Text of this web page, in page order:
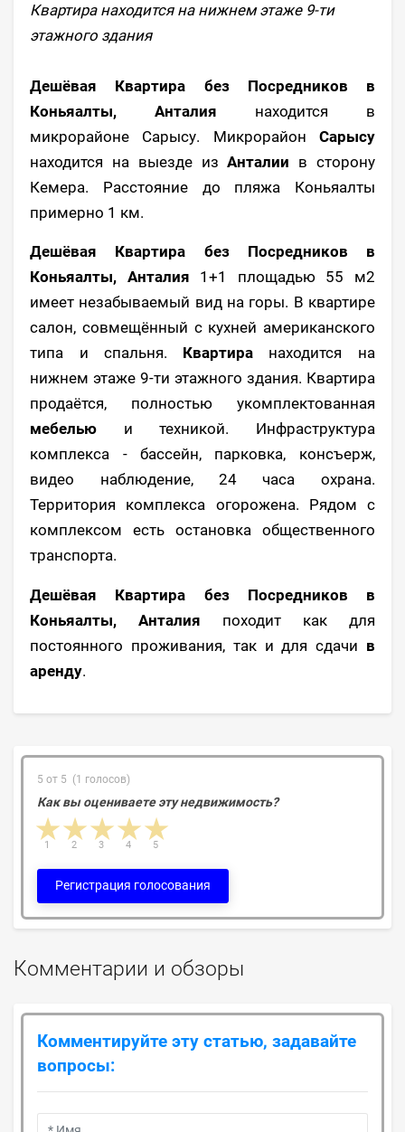
Квартира находится на нижнем этаже 9-ти
этажного здания
Дешёвая Квартира без Посредников в
Коньяалты, Анталия находится в
микрорайоне Сарысу. Микрорайон Сарысу
находится на выезде изАнталии в сторону
Кемера. Расстояние до пляжа Коньяалты
примерно 1 км.
Дешёвая Квартира без Посредников в
Коньяалты, Анталия 1+1 площадью 55 м2
имеет незабываемый вид на горы. В квартире
салон, совмещённый с кухней американского
типа и спальня. Квартира находится на
нижнем этаже 9-ти этажного здания. Квартира
продаётся, полностью укомплектованная
мебелью и техникой. Инфраструктура
комплекса - бассейн, парковка, консъерж,
видео наблюдение, 24 часа охрана.
Территория комплекса огорожена. Рядом с
комплексом есть остановка общественного
транспорта.
Дешёвая Квартира без Посредников в
Коньяалты, Анталия походит как для
постоянного проживания, так и для сдачи в
аренду.
5 от 5 (1 голосов)
Как вы оцениваете эту недвижимость?
4 stars
3 stars
2 stars
1 star 5
4
3
2
1
Регистрация голосования
Комментарии и обзоры
Комментируйте эту статью, задавайте
вопросы: